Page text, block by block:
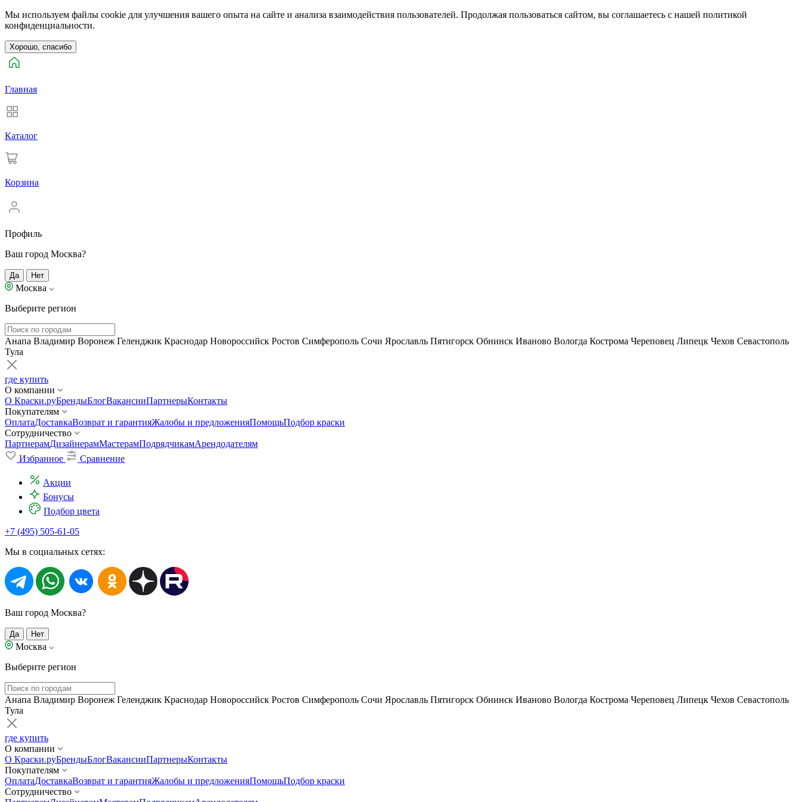
Мы используем файлы cookie для улучшения вашего опыта на сайте и анализа взаимодействия пользователей. Продолжая пользоваться сайтом, вы соглашаетесь с нашей политикой
конфиденциальности.
Хорошо, спасибо
Главная
Каталог
Корзина
Профиль
Ваш город Москва?
Да Нет
Москва
Выберите регион
Анапа Владимир Воронеж Геленджик Краснодар Новороссийск Ростов Симферополь Сочи Ярославль Пятигорск Обнинск Иваново Вологда Кострома Череповец Липецк Чехов Севастополь
Тула
где купить
О компании
О Краски.руБрендыБлогВакансииПартнерыКонтакты
Покупателям
ОплатаДоставкаВозврат и гарантияЖалобы и предложенияПомощьПодбор краски
Сотрудничество
ПартнерамДизайнерамМастерамПодрядчикамАрендодателям
Избранное
Сравнение
Акции
Бонусы
Подбор цвета
+7 (495) 505-61-05
Мы в социальных сетях:
Ваш город Москва?
Да Нет
Москва
Выберите регион
Анапа Владимир Воронеж Геленджик Краснодар Новороссийск Ростов Симферополь Сочи Ярославль Пятигорск Обнинск Иваново Вологда Кострома Череповец Липецк Чехов Севастополь
Тула
где купить
О компании
О Краски.руБрендыБлогВакансииПартнерыКонтакты
Покупателям
ОплатаДоставкаВозврат и гарантияЖалобы и предложенияПомощьПодбор краски
Сотрудничество